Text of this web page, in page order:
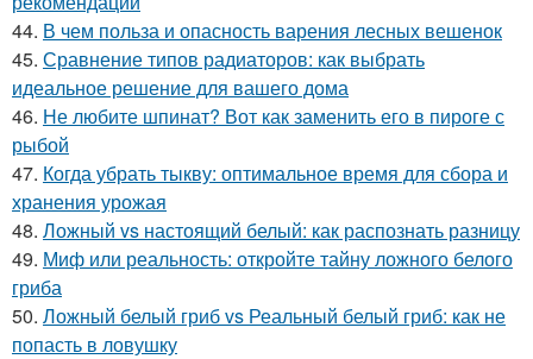
44. В чем польза и опасность варения лесных вешенок
45. Сравнение типов радиаторов: как выбрать
идеальное решение для вашего дома
46. Не любите шпинат? Вот как заменить его в пироге с
рыбой
47. Когда убрать тыкву: оптимальное время для сбора и
хранения урожая
48. Ложный vs настоящий белый: как распознать разницу
49. Миф или реальность: откройте тайну ложного белого
гриба
50. Ложный белый гриб vs Реальный белый гриб: как не
попасть в ловушку